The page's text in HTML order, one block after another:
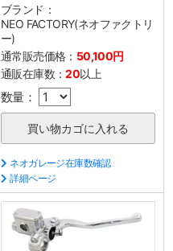
ブランド：
NEO FACTORY(ネオファクトリ
ー)
通常販売価格： 50,100円
通販在庫数：20以上
数量：
ネオガレージ在庫数確認
詳細ページ